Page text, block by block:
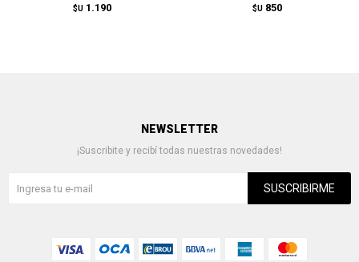
$U 1.190 $U 850
NEWSLETTER
¡Suscribite y recibí todas nuestras novedades!
SUSCRIBIRME